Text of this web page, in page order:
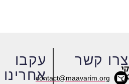
עקבו
אחרינו
צרו קשר
contact@maavarim.org